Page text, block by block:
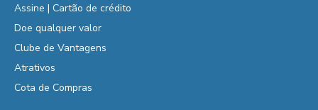
Assine | Cartão de crédito
Doe qualquer valor
Clube de Vantagens
Atrativos
Cota de Compras